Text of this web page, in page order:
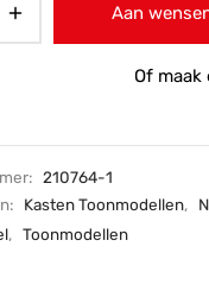
Aan
Of maak
210764-1
Kasten Toonmodellen,
, Toonmodellen